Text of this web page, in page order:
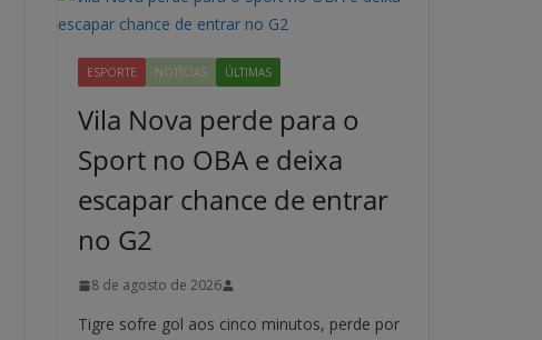
ESPORTE NOTÍCIAS ÚLTIMAS
Vila Nova perde para o
Sport no OBA e deixa
escapar chance de entrar
no G2
8 de agosto de 2026
Tigre sofre gol aos cinco minutos, perde por